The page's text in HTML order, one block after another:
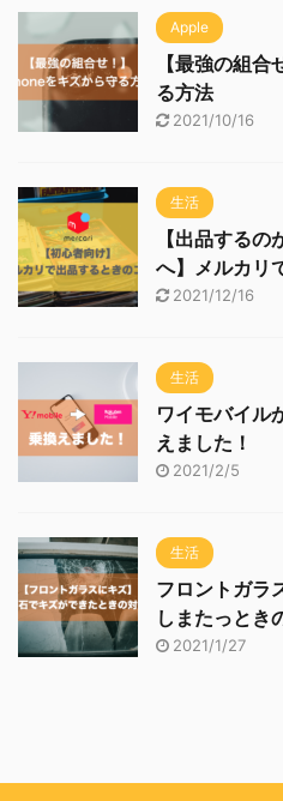
Apple
【最強の組
る方法
2021/10/16
生活
【出品する
へ】メルカリ
2021/12/16
生活
ワイモバイル
えました！
2021/2/5
生活
フロントガラ
しまたっとき
2021/1/27